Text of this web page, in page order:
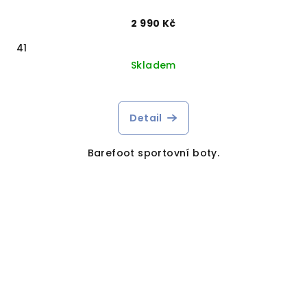
2 990 Kč
41
Skladem
Detail
Barefoot sportovní boty.